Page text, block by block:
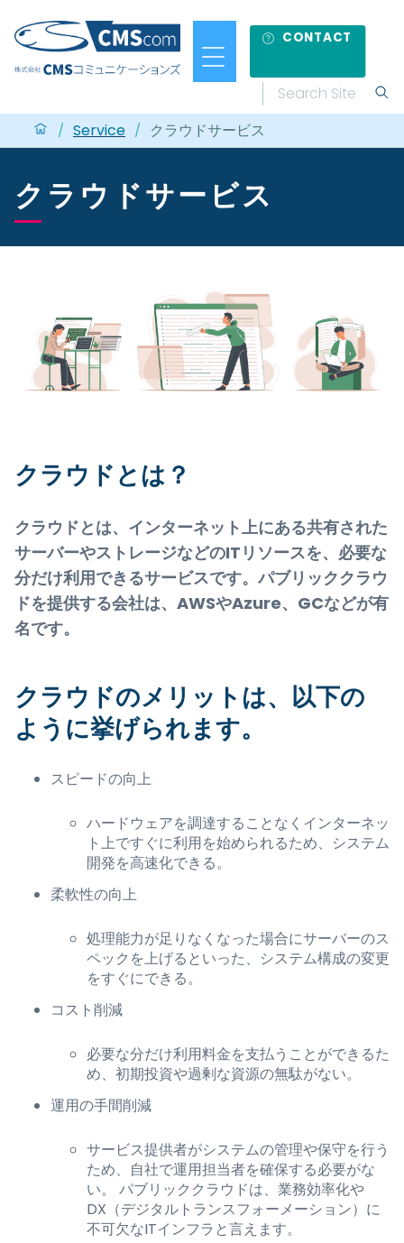
CONTACT
/ Service / クラウドサービス
クラウドサービス
クラウドとは？
クラウドとは、インターネット上にある共有された
サーバーやストレージなどのITリソースを、必要な
分だけ利用できるサービスです。パブリッククラウ
ドを提供する会社は、AWSやAzure、GCなどが有
名です。
クラウドのメリットは、以下の
ように挙げられます。
スピードの向上
ハードウェアを調達することなくインターネッ
ト上ですぐに利用を始められるため、システム
開発を高速化できる。
柔軟性の向上
処理能力が足りなくなった場合にサーバーのス
ペックを上げるといった、システム構成の変更
をすぐにできる。
コスト削減
必要な分だけ利用料金を支払うことができるた
め、初期投資や過剰な資源の無駄がない。
運用の手間削減
サービス提供者がシステムの管理や保守を行う
ため、自社で運用担当者を確保する必要がな
い。 パブリッククラウドは、業務効率化や
DX（デジタルトランスフォーメーション）に
不可欠なITインフラと言えます。